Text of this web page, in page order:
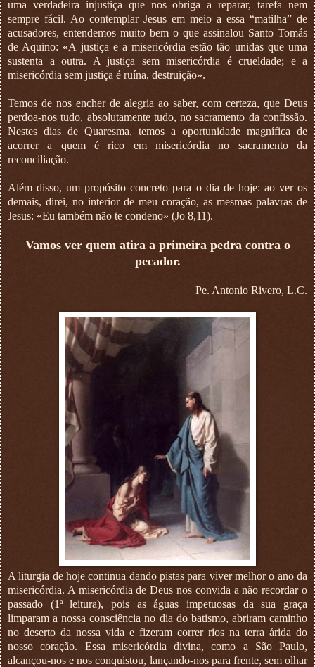
uma verdadeira injustiça que nos obriga a reparar, tarefa nem
sempre fácil. Ao contemplar Jesus em meio a essa “matilha” de
acusadores, entendemos muito bem o que assinalou Santo Tomás
de Aquino: «A justiça e a misericórdia estão tão unidas que uma
sustenta a outra. A justiça sem misericórdia é crueldade; e a
misericórdia sem justiça é ruína, destruição».
Temos de nos encher de alegria ao saber, com certeza, que Deus
perdoa-nos tudo, absolutamente tudo, no sacramento da confissão.
Nestes dias de Quaresma, temos a oportunidade magnífica de
acorrer a quem é rico em misericórdia no sacramento da
reconciliação.
Além disso, um propósito concreto para o dia de hoje: ao ver os
demais, direi, no interior de meu coração, as mesmas palavras de
Jesus: «Eu também não te condeno» (Jo 8,11).
Vamos ver quem atira a primeira pedra contra o
pecador.
Pe. Antonio Rivero, L.C.
A liturgia de hoje continua dando pistas para viver melhor o ano da
misericórdia. A misericórdia de Deus nos convida a não recordar o
passado (1ª leitura), pois as águas impetuosas da sua graça
limparam a nossa consciência no dia do batismo, abriram caminho
no deserto da nossa vida e fizeram correr rios na terra árida do
nosso coração. Essa misericórdia divina, como a São Paulo,
alcançou-nos e nos conquistou, lançando-nos para frente, sem olhar